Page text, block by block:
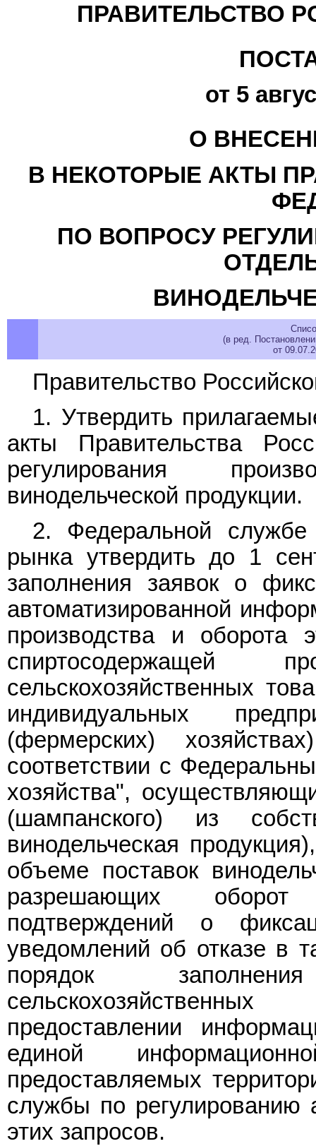
ПРАВИТЕЛЬСТВО
от 5
О
В НЕКОТОРЫЕ АКТЫ
ПО ВОПРОСУ
(в ред.
от
Правительство
1. Утвердить
акты Правительства
регулирования
винодельческой продукции.
2. Федеральной службе
рынка утвердить до 1
заполнения заявок о
автоматизированной
производства и оборота
спиртосодержащей
сельскохозяйственных
индивидуальных
(фермерских)
соответствии с
хозяйства",
(шампанского) из
винодельческая
объеме поставок
разрешающих оборот
подтверждений о
уведомлений об отказе в
порядок
предоставлении
единой
предоставляемых
службы по регулированию
этих запросов.